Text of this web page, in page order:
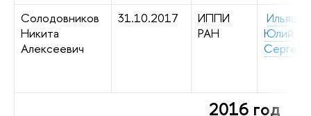
Солодовников
Никита
Алексеевич
31.10.2017
ИППИ
РАН
Юлий
2016 год